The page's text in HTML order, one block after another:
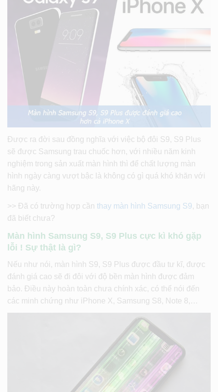
Được ra đời sau đồng nghĩa với việc bộ đôi S9, S9 Plus
sẽ được Samsung trau chuốc hơn, với nhiều năm kinh
nghiệm trong sản xuất màn hình thì để chất lượng màn
hình ngày càng vượt bậc là không có gì quá khó khăn với
hãng này.
>> Đã có trường hợp cần thay màn hình Samsung S9, bạn
đã biết chưa?
Màn hình Samsung S9, S9 Plus cực kì khó gặp
lỗi ! Sự thật là gì?
Nếu như nói, màn hình S9, S9 Plus được đầu tư kĩ, được
đánh giá cao sẽ đi đôi với độ bền màn hình được đảm
bảo. Điều này hoàn toàn chưa chính xác, có thể nói đến
các minh chứng như iPhone X, Samsung S8, Note 8,…